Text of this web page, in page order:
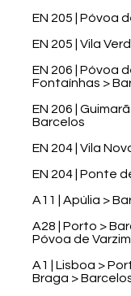
EN 205 | Póvoa
EN 205 | Vila
EN 206 | Póvoa
Fontaínhas >
EN 206 |
Barcelos
EN 204 | Vila
EN 204 | Ponte
A11 | Apúlia >
A28 | Porto >
Póvoa de
A1 | Lisboa >
Braga >